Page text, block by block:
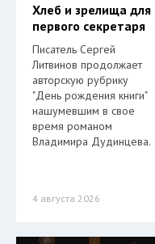
Хлеб и зрелища для
первого секретаря
Писатель Сергей
Литвинов продолжает
авторскую рубрику
"День рождения книги"
нашумевшим в свое
время романом
Владимира Дудинцева.
4 августа 2026